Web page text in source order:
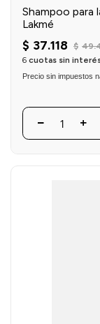
Shampoo para
Lakmé
$ 37.118 $ 49.
6 cuotas sin
Precio sin impuestos